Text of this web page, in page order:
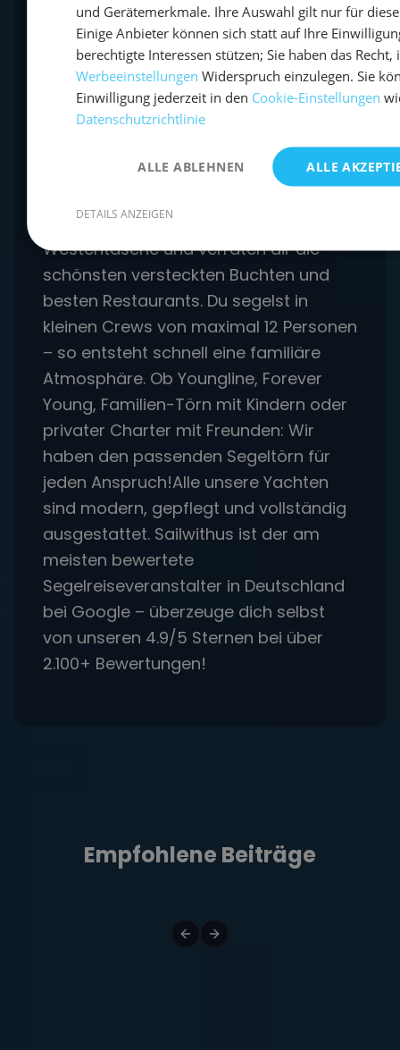
Was macht sailwithus
besonders?
Mit über 20 Jahren Erfahrung im
Segeltourismus bietet sailwithus dir
authentische Segelerlebnisse fernab
von Massentourismus. Unsere
italienischen Gewässer wie ihre
Westentasche und verraten dir die
schönsten versteckten Buchten und
besten Restaurants. Du segelst in
kleinen Crews von maximal 12 Personen
– so entsteht schnell eine familiäre
Atmosphäre. Ob Youngline, Forever
Young, Familien-Törn mit Kindern oder
privater Charter mit Freunden: Wir
haben den passenden Segeltörn für
jeden Anspruch!Alle unsere Yachten
sind modern, gepflegt und vollständig
ausgestattet. Sailwithus ist der am
meisten bewertete
Segelreiseveranstalter in Deutschland
bei Google – überzeuge dich selbst
von unseren 4.9/5 Sternen bei über
2.100+ Bewertungen!
Empfohlene Beiträge
und Gerätemerkmale. Ihre Auswahl gilt nur für
Einige Anbieter können sich statt auf Ihre
berechtigte Interessen stützen; Sie haben das Recht,
Werbeeinstellungen Widerspruch einzulegen. Sie
Einwilligung jederzeit in den Cookie-Einstellungen
Datenschutzrichtlinie
ALLE
ALLE ABLEHNEN
DETAILS ANZEIGEN